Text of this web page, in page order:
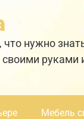
нужно
руками
Мебель